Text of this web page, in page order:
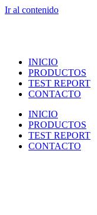
Ir al contenido
INICIO
PRODUCTOS
TEST REPORT
CONTACTO
INICIO
PRODUCTOS
TEST REPORT
CONTACTO